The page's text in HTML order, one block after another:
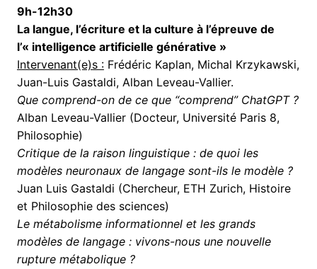
9h-12h30
La langue, l’écriture et la culture à l’épreuve de
l’« intelligence artificielle générative »
Intervenant(e)s :Frédéric Kaplan, Michal Krzykawski,
Juan-Luis Gastaldi, Alban Leveau-Vallier.
Que comprend-on de ce que “comprend” ChatGPT ?
Alban Leveau-Vallier (Docteur, Université Paris 8,
Philosophie)
Critique de la raison linguistique : de quoi les
modèles neuronaux de langage sont-ils le modèle ?
Juan Luis Gastaldi (Chercheur, ETH Zurich, Histoire
et Philosophie des sciences)
Le métabolisme informationnel et les grands
modèles de langage : vivons-nous une nouvelle
rupture métabolique ?